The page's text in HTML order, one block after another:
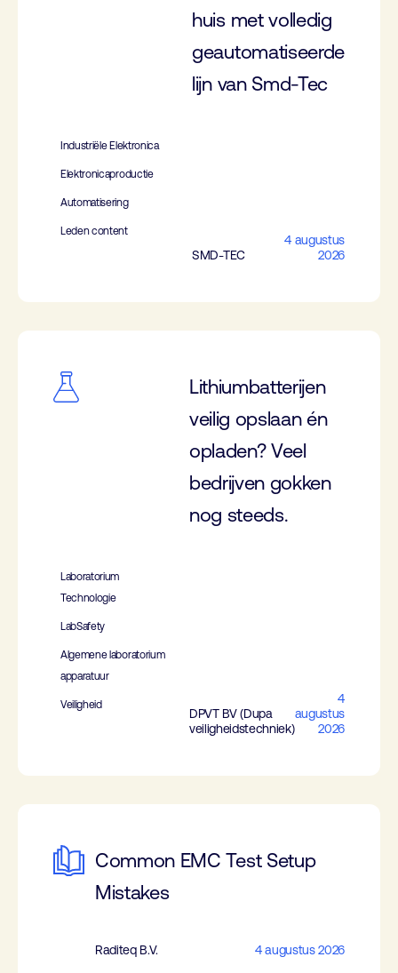
huis met volledig
geautomatiseerde
lijn van Smd-Tec
Industriële Elektronica
Elektronicaproductie
Automatisering
Leden content
SMD-TEC
4 augustus
2026
Lithiumbatterijen
veilig opslaan én
opladen? Veel
bedrijven gokken
nog steeds.
Laboratorium
Technologie
LabSafety
Algemene laboratorium
apparatuur
Veiligheid
DPVT BV (Dupa
veiligheidstechniek)
4
augustus
2026
Common EMC Test Setup
Mistakes
Raditeq B.V. 4 augustus 2026